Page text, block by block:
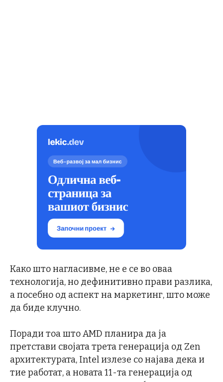
Како што нагласивме, не е се во оваа
технологија, но дефинитивно прави разлика,
а посебно од аспект на маркетинг, што може
да биде клучно.
Поради тоа што AMD планира да ја
претстави својата трета генерација од Zen
архитектурата, Intel излезе со најава дека и
тие работат, а новата 11-та генерација од